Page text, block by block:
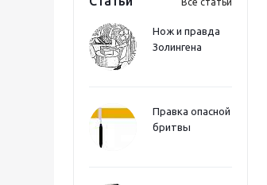
Нож и правда
Золингена
Правка опасной
бритвы